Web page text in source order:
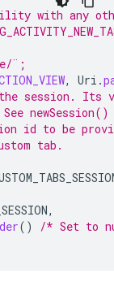
with any
¨;
, Uri .
session. Its
id to be
tab.
,
()
/* Set to